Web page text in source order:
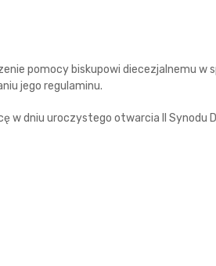
pomocy biskupowi diecezjalnemu w
jego regulaminu.
w dniu uroczystego otwarcia II Synodu